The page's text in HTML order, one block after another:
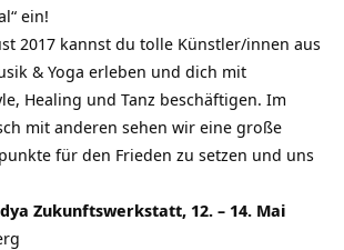
ein!
2017 kannst du tolle Künstler/innen aus
& Yoga erleben und dich mit
Healing und Tanz beschäftigen. Im
mit anderen sehen wir eine große
für den Frieden zu setzen und uns
Zukunftswerkstatt, 12. – 14. Mai